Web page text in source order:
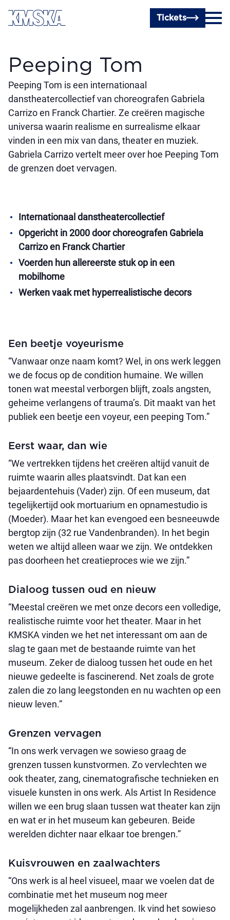
Ga naar hoofdinhoud
Tickets
Peeping Tom
Peeping Tom is een internationaal
danstheatercollectief van choreografen Gabriela
Carrizo en Franck Chartier. Ze creëren magische
universa waarin realisme en surrealisme elkaar
vinden in een mix van dans, theater en muziek.
Gabriela Carrizo vertelt meer over hoe Peeping Tom
de grenzen doet vervagen.
Internationaal danstheatercollectief
Opgericht in 2000 door choreografen Gabriela
Carrizo en Franck Chartier
Voerden hun allereerste stuk op in een
mobilhome
Werken vaak met hyperrealistischedecors
Een beetje voyeurisme
“Vanwaar onze naam komt? Wel, in ons werk leggen
we de focus op de condition humaine. We willen
tonen wat meestal verborgen blijft, zoals angsten,
geheime verlangens of trauma’s. Dit maakt van het
publiek een beetje een voyeur, een peeping Tom.”
Eerst waar, dan wie
“We vertrekken tijdens het creëren altijd vanuit de
ruimte waarin alles plaatsvindt. Dat kan een
bejaardentehuis (Vader) zijn. Of een museum, dat
tegelijkertijd ook mortuarium en opnamestudio is
(Moeder). Maar het kan evengoed een besneeuwde
bergtop zijn (32 rue Vandenbranden). In het begin
weten we altijd alleen waar we zijn. We ontdekken
pas doorheen het creatieproces wie we zijn.”
Dialoog tussen oud en nieuw
“Meestal creëren we met onze decors een volledige,
realistische ruimte voor het theater. Maar in het
KMSKA vinden we het net interessant om aan de
slag te gaan met de bestaande ruimte van het
museum. Zeker de dialoog tussen het oude en het
nieuwe gedeelte is fascinerend. Net zoals de grote
zalen die zo lang leegstonden en nu wachten op een
nieuw leven.”
Grenzen vervagen
“In ons werk vervagen we sowieso graag de
grenzen tussen kunstvormen. Zo vervlechten we
ook theater, zang, cinematografische technieken en
visuele kunsten in ons werk. Als Artist In Residence
willen we een brug slaan tussen wat theater kan zijn
en wat er in het museum kan gebeuren. Beide
werelden dichter naar elkaar toe brengen.”
Kuisvrouwen en zaalwachters
“Ons werk is al heel visueel, maar we voelen dat de
combinatie met het museum nog meer
mogelijkheden zal aanbrengen. Ik vind het sowieso